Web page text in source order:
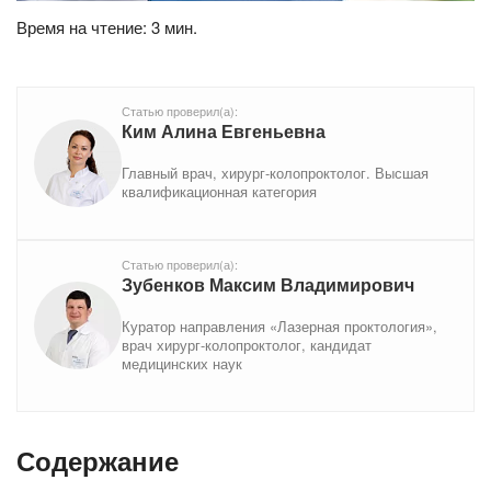
Время на чтение: 3 мин.
Статью проверил(а):
Ким Алина Евгеньевна
Главный врач, хирург-колопроктолог. Высшая
квалификационная категория
Статью проверил(а):
Зубенков Максим Владимирович
Куратор направления «Лазерная проктология»,
врач хирург-колопроктолог, кандидат
медицинских наук
Содержание